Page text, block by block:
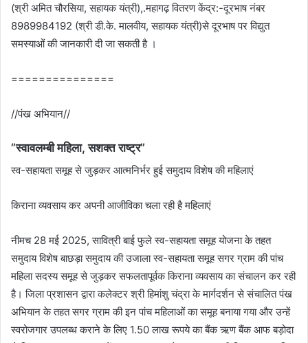
(श्री अमित चौरसिया, सहायक यंत्री),.महागढ़ वितरण केंद्र:-दूरभाष नंबर
8989984192 (श्री डी.के. मालवीय, सहायक यंत्री)से दूरभाष पर विद्युत
समस्‍याओं की जानकारी दी जा सकती है ।
===============
//पंख अभियान//
”स्‍वावलम्‍बी महिला, सशक्‍त राष्‍ट्र”
स्‍व-सहायता समूह से जुड़कर आत्‍मनिर्भर हुई समुदाय विशेष की महिलाएं
किराना व्‍यवसाय कर अपनी आजीविका चला रही है महिलाएं
नीमच 28 मई 2025, सावित्री बाई फुले स्‍व-सहायता समूह योजना के तहत
समुदाय विशेष बाछड़ा समुदाय की उजाला स्‍व-सहायता समूह सगर ग्राम की पांच
महिला सदस्‍य समूह से जुड़कर सफलतापूर्वक किराना व्‍यवसाय का संचालन कर रही
है। जिला प्रशासन द्वारा कलेक्‍टर श्री हिमांशु चंद्रा के मार्गदर्शन से संचालित पंख
अभियान के तहत सगर ग्राम की इन पांच महिलाओं का समूह बनाया गया और उन्‍हें
स्‍वरोजगार उपलब्‍ध कराने के लिए 1.50 लाख रूपये का बैंक ऋण बैंक आफ बड़ोदा